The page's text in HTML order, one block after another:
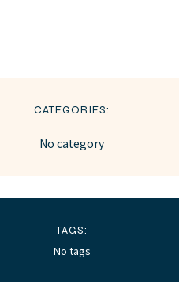
CATEGORIES:
No category
TAGS:
No tags